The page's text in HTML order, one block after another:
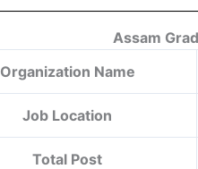
Assam
Organization Name
Job Location
Total Post